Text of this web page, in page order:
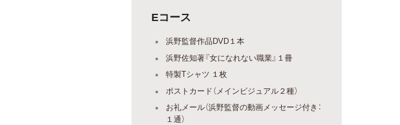
Eコース
浜野監督作品DVD１本
浜野佐知著『女になれない職業』１冊
特製Tシャツ １枚
ポストカード（メインビジュアル２種）
お礼メール（浜野監督の動画メッセージ付き：
１通）